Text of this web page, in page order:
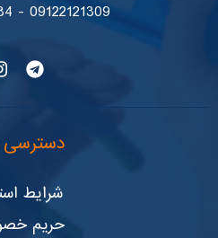
09122121309 - 09373344534
دسترسی
شرایط
حریم